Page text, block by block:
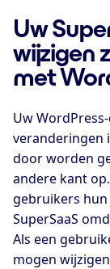
Uw
wijzigen
met
Uw
veranderingen
door worden
andere kant
gebruikers hun
SuperSaaS
Als een
mogen